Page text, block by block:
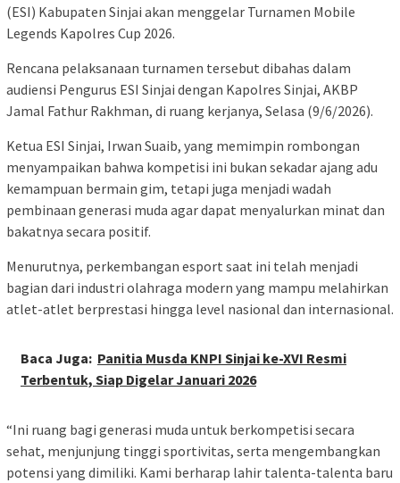
(ESI) Kabupaten Sinjai akan menggelar Turnamen Mobile
Legends Kapolres Cup 2026.
Rencana pelaksanaan turnamen tersebut dibahas dalam
audiensi Pengurus ESI Sinjai dengan Kapolres Sinjai, AKBP
Jamal Fathur Rakhman, di ruang kerjanya, Selasa (9/6/2026).
Ketua ESI Sinjai, Irwan Suaib, yang memimpin rombongan
menyampaikan bahwa kompetisi ini bukan sekadar ajang adu
kemampuan bermain gim, tetapi juga menjadi wadah
pembinaan generasi muda agar dapat menyalurkan minat dan
bakatnya secara positif.
Menurutnya, perkembangan esport saat ini telah menjadi
bagian dari industri olahraga modern yang mampu melahirkan
atlet-atlet berprestasi hingga level nasional dan internasional.
Baca Juga: Panitia Musda KNPI Sinjai ke-XVI Resmi
Terbentuk, Siap Digelar Januari 2026
“Ini ruang bagi generasi muda untuk berkompetisi secara
sehat, menjunjung tinggi sportivitas, serta mengembangkan
potensi yang dimiliki. Kami berharap lahir talenta-talenta baru